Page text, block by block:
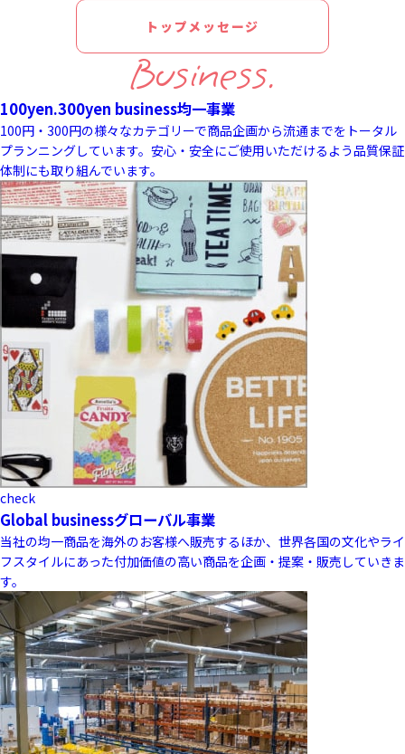
トップメッセージ
Business.
100yen.300yen business均一事業
100円・300円の様々なカテゴリーで商品企画から流通までをトータル
プランニングしています。安心・安全にご使用いただけるよう品質保証
体制にも取り組んでいます。
check
Global businessグローバル事業
当社の均一商品を海外のお客様へ販売するほか、世界各国の文化やライ
フスタイルにあった付加価値の高い商品を企画・提案・販売していきま
す。